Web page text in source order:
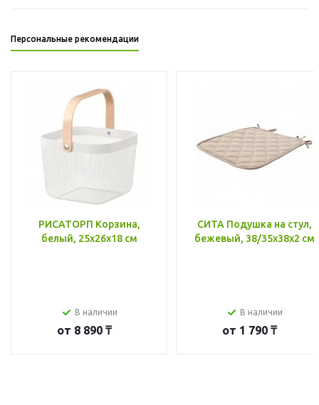
Персональные рекомендации
РИСАТОРП Корзина,
белый, 25x26x18 см
В наличии
от 8 890 ₸
СИТА Подушка на стул,
бежевый, 38/35x38x2 см
В наличии
от 1 790 ₸